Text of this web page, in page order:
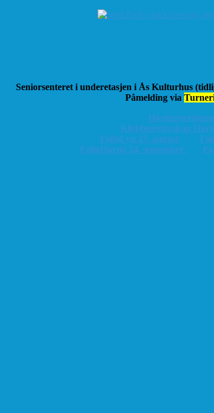
Seniorsenteret i underetasjen i Ås Kulturhus
Påmelding via
Klubbmesterskap
FolloLyn 27. august
FolloHurtig 24. september